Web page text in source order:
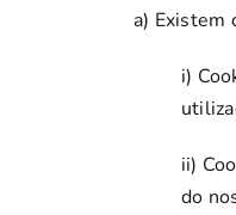
a) Existem
i)
ii)
do